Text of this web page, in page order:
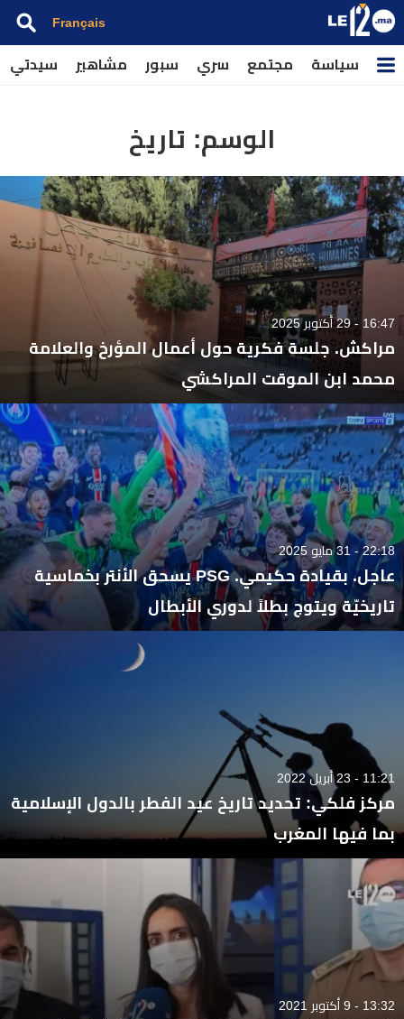
Français
سياسة مجتمع سري سبور مشاهير سيدتي
الوسم: تاريخ
16:47 - 29 أكتوبر 2025
مراكش. جلسة فكرية حول أعمال المؤرخ والعلامة
محمد ابن الموقت المراكشي
22:18 - 31 مايو 2025
عاجل. بقيادة حكيمي. PSG يسحق الأنتر بخماسية
تاريخيّة ويتوج بطلاً لدوري الأبطال
11:21 - 23 أبريل 2022
مركز فلكي: تحديد تاريخ عيد الفطر بالدول الإسلامية
بما فيها المغرب
13:32 - 9 أكتوبر 2021